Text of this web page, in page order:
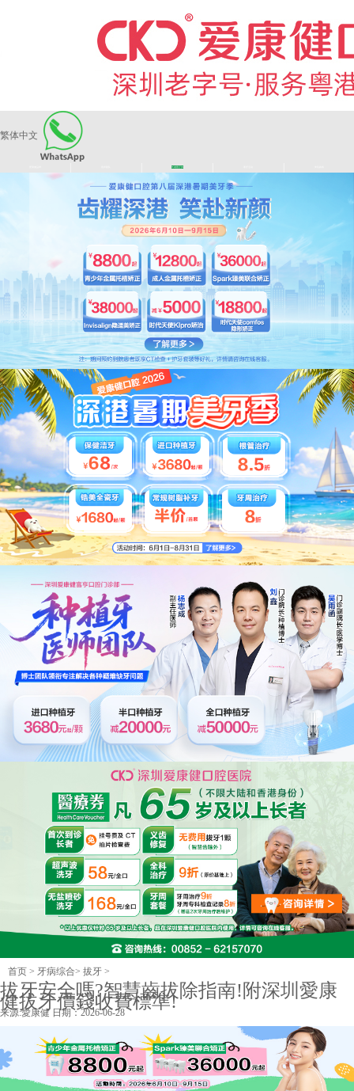
繁体中文
长者医疗券
首页 > 牙病综合> 拔牙 >
拔牙安全嗎?智慧齒拔除指南!附深圳愛康
健拔牙價錢收費標準!
来源:愛康健日期：2026-06-28